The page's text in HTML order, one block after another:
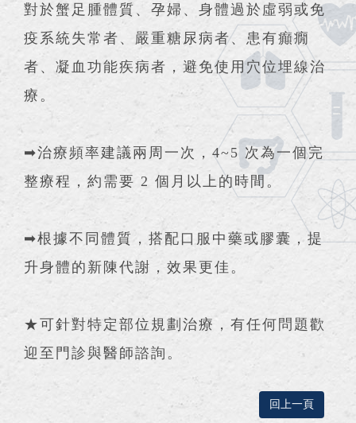
對於蟹足腫體質、孕婦、身體過於虛弱或免
疫系統失常者、嚴重糖尿病者、患有癲癇
者、凝血功能疾病者，避免使用穴位埋線治
療。
➡治療頻率建議兩周一次，4~5 次為一個完
整療程，約需要 2 個月以上的時間。
➡根據不同體質，搭配口服中藥或膠囊，提
升身體的新陳代謝，效果更佳。
★可針對特定部位規劃治療，有任何問題歡
迎至門診與醫師諮詢。
回上一頁